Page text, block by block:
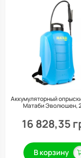
Аккумуляторный
Матаби Эволюшен,
16 828,35
В корзину